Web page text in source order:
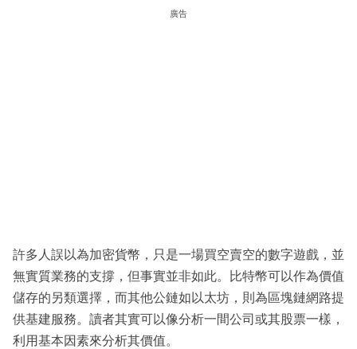
區
廣告
許多人誤以為加密貨幣，只是一場買空賣空的數字遊戲，並
無實質業務的支撐，但事實並非如此。比特幣可以作為價值
儲存的另類選擇，而其他公鏈如以太坊，則為區塊鏈網路提
供基建服務。讀者其實可以像分析一間公司或其股票一樣，
利用基本因素來分析其價值。